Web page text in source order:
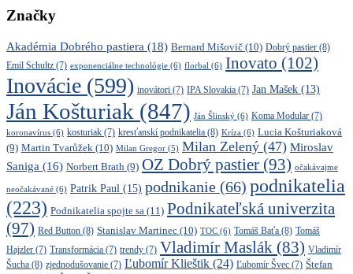
Značky
Akadémia Dobrého pastiera (18) Bernard Mišovič (10) Dobrý pastier (8)
Emil Schultz (7) exponenciálne technológie (6) florbal (6) Inovato (102)
Inovácie (599) inovátori (7) IPA Slovakia (7) Jan Mašek (13)
Ján Košturiak (847) Ján Šlinský (6) Koma Modular (7)
koronavírus (6) kosturiak (7) kresťanskí podnikatelia (8) Kríza (6) Lucia Košturiaková
(9) Martin Tvarůžek (10) Milan Gregor (5) Milan Zelený (47) Miroslav
Saniga (16) Norbert Brath (9) OZ Dobrý pastier (93) očakávajme
neočakávané (6) Patrik Paul (15) podnikanie (66) podnikatelia
(223) Podnikatelia spojte sa (11) Podnikateľská univerzita
(97) Red Button (8) Stanislav Martinec (10) TOC (6) Tomáš Baťa (8) Tomáš
Hajzler (7) Transformácia (7) trendy (7) Vladimír Maslák (83) Vladimír
Šucha (8) zjednodušovanie (7) Ľubomír Klieštik (24) Ľubomír Švec (7) Štefan